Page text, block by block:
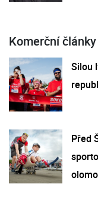
Komerční články
Silou
Před